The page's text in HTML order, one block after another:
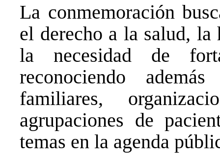
La conmemoración
el derecho a la salud,
la necesidad de
reconociendo
familiares,
agrupaciones de
temas en la agenda